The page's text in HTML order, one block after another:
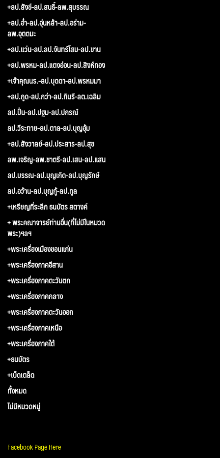
+ลป.สังข์-ลป.สนธิ์-ลพ.สุบรรณ
+ลป.อ่ำ-ลป.อุ่นหล้า-ลป.อร่าม-
ลพ.อุตตมะ
+ลป.แว่น-ลป.ลป.จันทร์โสม-ลป.ขาน
+ลป.พรหม-ลป.แตงอ่อน-ลป.สิงห์ทอง
+เจ้าคุณนร.-ลป.บุดดา-ลป.พรหมมา
+ลป.กูด-ลป.กว่า-ลป.กินรี-ลต.เฉลิม
ลป.ปั่น-ลป.ปฐม-ลป.ปกรณ์
ลป.วีระทาย-ลป.ตาล-ลป.บุญอุ้ม
+ลป.สังวาลย์-ลป.ประสาร-ลป.สุข
ลพ.เจริญ-ลพ.ชาตรี-ลป.เสน-ลป.แสน
ลป.บรรณ-ลป.บุญเกิด-ลป.บุญรักษ์
ลป.อว้าน-ลป.บุญกู้-ลป.ทูล
+เหรียญที่ระลึก ธนบัตร สตางค์
+ พระคณาจารย์ท่านอื่น(ที่ไม่มีในหมวด
พระ)ฯลฯ
+พระเครื่องเมืองขอนแก่น
+พระเครื่องภาคอีสาน
+พระเครื่องภาคตะวันตก
+พระเครื่องภาคกลาง
+พระเครื่องภาคตะวันออก
+พระเครื่องภาคเหนือ
+พระเครื่องภาคใต้
+ธนบัตร
+เบ็ดเตล็ด
ทั้งหมด
ไม่มีหมวดหมู่
Facebook Page Here